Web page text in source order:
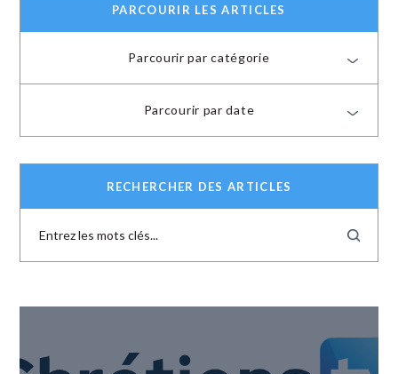
PARCOURIR LES ARTICLES
Parcourir par catégorie
Parcourir par date
RECHERCHER DES ARTICLES